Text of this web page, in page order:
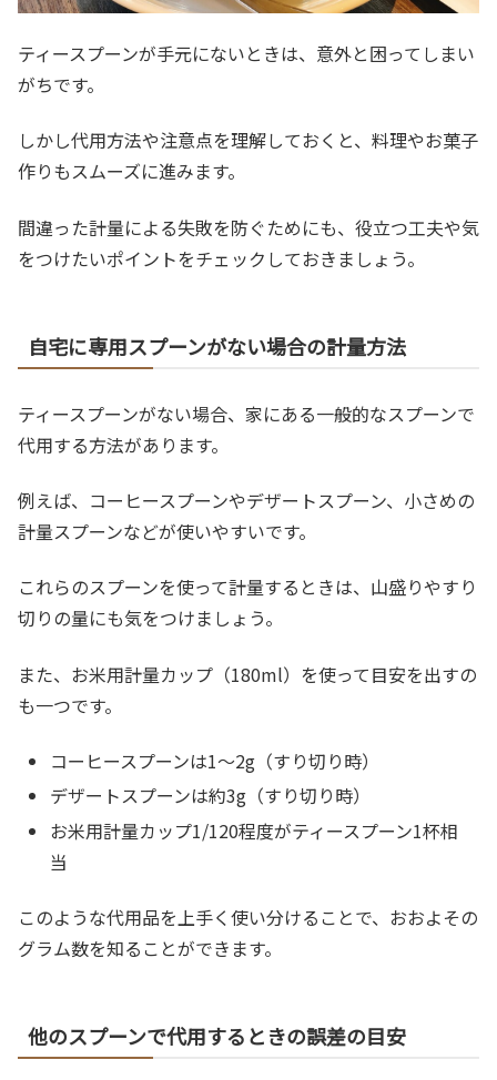
ティースプーンが手元にないときは、意外と困ってしまい
がちです。
しかし代用方法や注意点を理解しておくと、料理やお菓子
作りもスムーズに進みます。
間違った計量による失敗を防ぐためにも、役立つ工夫や気
をつけたいポイントをチェックしておきましょう。
自宅に専用スプーンがない場合の計量方法
ティースプーンがない場合、家にある一般的なスプーンで
代用する方法があります。
例えば、コーヒースプーンやデザートスプーン、小さめの
計量スプーンなどが使いやすいです。
これらのスプーンを使って計量するときは、山盛りやすり
切りの量にも気をつけましょう。
また、お米用計量カップ（180ml）を使って目安を出すの
も一つです。
コーヒースプーンは1～2g（すり切り時）
デザートスプーンは約3g（すり切り時）
お米用計量カップ1/120程度がティースプーン1杯相
当
このような代用品を上手く使い分けることで、おおよその
グラム数を知ることができます。
他のスプーンで代用するときの誤差の目安